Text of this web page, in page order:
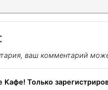
ваш комментарий
Только